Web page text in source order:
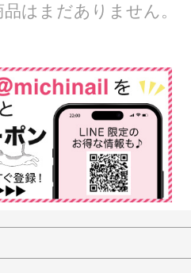
はまだありません。